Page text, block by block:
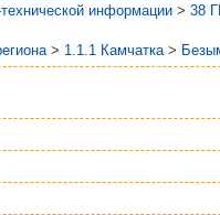
информации > 38
> 1.1.1 Камчатка >